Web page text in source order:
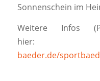
Sonnenschein im
Weitere Infos
baeder.de/